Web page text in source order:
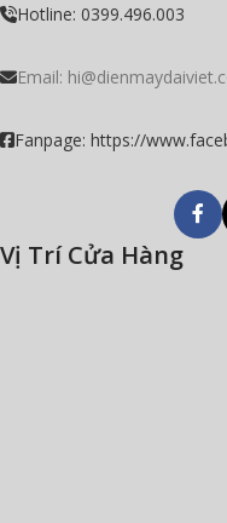
Hotline: 0399.496.003
Email:
Fanpage: https://
Vị Trí Cửa Hàng